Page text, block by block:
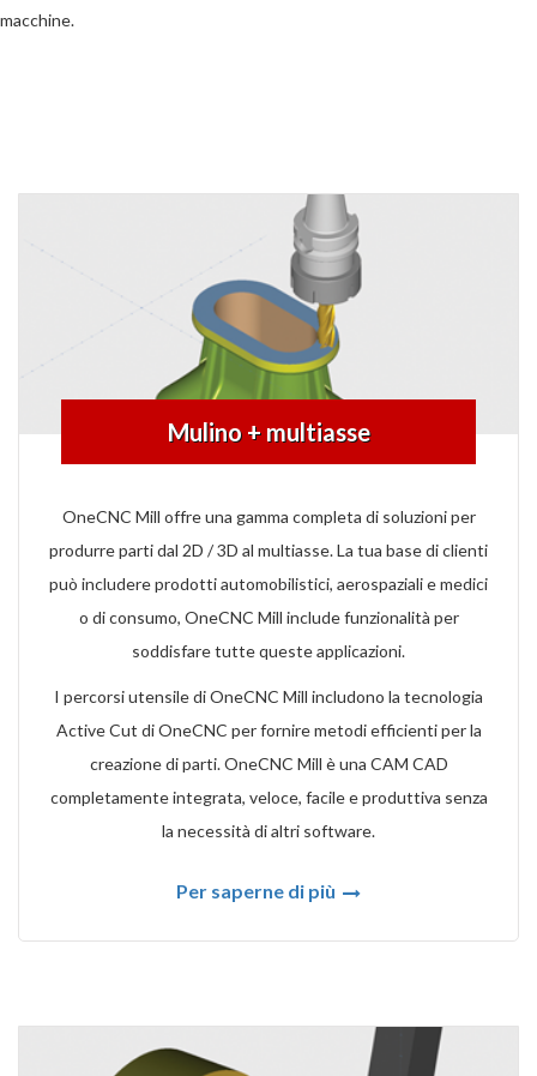
macchine.
Mulino + multiasse
OneCNC Mill offre una gamma completa di soluzioni per
produrre parti dal 2D / 3D al multiasse. La tua base di clienti
può includere prodotti automobilistici, aerospaziali e medici
o di consumo, OneCNC Mill include funzionalità per
soddisfare tutte queste applicazioni.
I percorsi utensile di OneCNC Mill includono la tecnologia
Active Cut di OneCNC per fornire metodi efficienti per la
creazione di parti. OneCNC Mill è una CAM CAD
completamente integrata, veloce, facile e produttiva senza
la necessità di altri software.
Per saperne di più